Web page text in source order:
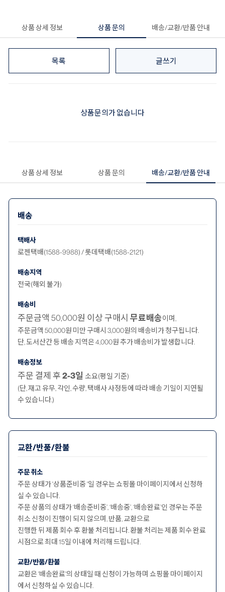
상품 상세 정보 상품 문의 배송/교환/반품 안내
목록 글쓰기
상품문의가 없습니다
상품 상세 정보 상품 문의 배송/교환/반품 안내
배송
택배사
로젠택배(1588-9988) / 롯데택배(1588-2121)
배송지역
전국(해외 불가)
배송비
주문금액 50,000원 이상 구매시 무료배송이며,
주문금액 50,000원 미만 구매시 3,000원의 배송비가 청구됩니다.
단, 도서산간 등 배송 지역은 4,000원 추가 배송비가 발생합니다.
배송정보
주문 결제 후2-3일 소요(평일 기준)
(단, 재고 유무, 각인, 수량, 택배사 사정등에 따라 배송 기일이 지연될
수 있습니다.)
교환/반품/환불
주문 취소
주문 상태가 '상품준비중 '일 경우는 쇼핑몰 마이페이지에서 신청하
실 수 있습니다.
주문 상품의 상태가 ‘배송준비중’, ‘배송중’, ‘배송완료’인 경우는 주문
취소 신청이 진행이 되지 않으며, 반품, 교환으로
진행한 뒤 제품 회수 후 환불 처리됩니다. 환불 처리는 제품 회수 완료
시점으로 최대 15일 이내에 처리해 드립니다.
교환/반품/환불
교환은 '배송완료'의 상태일 때 신청이 가능하며 쇼핑몰 마이페이지
에서 신청하실 수 있습니다.